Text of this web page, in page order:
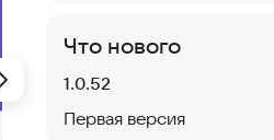
Что нового
Версия:
1.0.52
Первая версия